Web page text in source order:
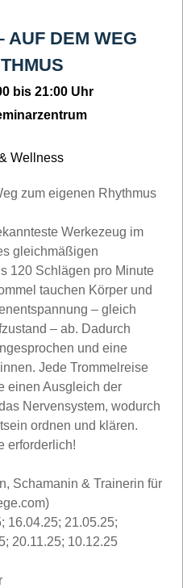
AUF DEM WEG
bis 21:00 Uhr
Wellness
zum eigenen Rhythmus
Werkezeug im
gleichmäßigen
120 Schlägen pro Minute
tauchen Körper und
– gleich
– ab. Dadurch
und eine
Jede Trommelreise
einen Ausgleich der
Nervensystem, wodurch
ordnen und klären.
erforderlich!
Schamanin & Trainerin für
16.04.25; 21.05.25;
20.11.25; 10.12.25